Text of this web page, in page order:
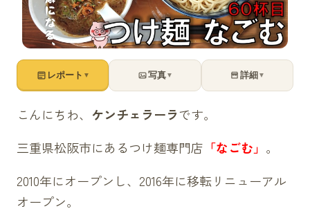
レポート ▼ 写真▼ 詳細▼
こんにちわ、 ケンチェラーラです。
三重県松阪市にあるつけ麺専門店 「なごむ」 。
2010年にオープンし、2016年に移転リニューアル
オープン。